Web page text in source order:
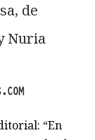
de